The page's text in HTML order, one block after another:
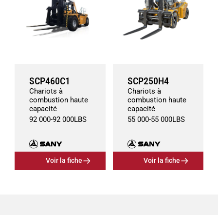
SCP460C1
Chariots à
combustion haute
capacité
92 000-92 000LBS
Voir la fiche
SCP250H4
Chariots à
combustion haute
capacité
55 000-55 000LBS
Voir la fiche